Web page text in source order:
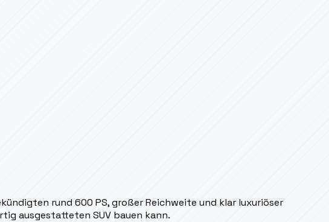
rund 600 PS, großer Reichweite und klar luxuriöser
ausgestatteten SUV bauen kann.